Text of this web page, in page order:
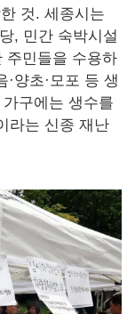
것. 세종시는
, 민간 숙박시설
주민들을 수용하
양초·모포 등 생
구에는 생수를
라는 신종 재난